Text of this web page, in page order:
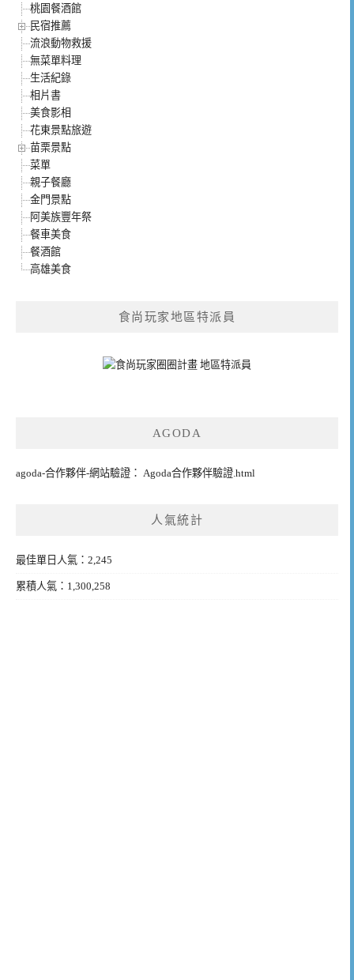
桃園餐酒館
民宿推薦
流浪動物救援
無菜單料理
生活紀錄
相片書
美食影相
花東景點旅遊
苗栗景點
菜單
親子餐廳
金門景點
阿美族豐年祭
餐車美食
餐酒館
高雄美食
食尚玩家地區特派員
AGODA
agoda-合作夥伴-網站驗證： Agoda合作夥伴驗證.html
人氣統計
最佳單日人氣：2,245
累積人氣：1,300,258